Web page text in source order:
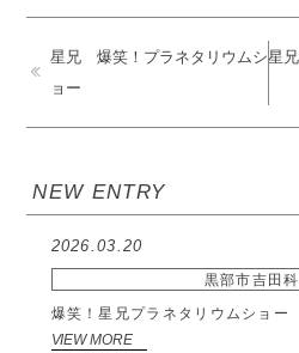
星兄 爆笑！プラネタリウムシ
ョー
星
NEW ENTRY
2026.03.20
黒部市吉田
爆笑！星兄プラネタリウムショー
VIEW MORE